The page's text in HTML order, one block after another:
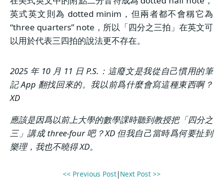
英式英文則為 dotted minim，但兩者都不會稱它為
“three quarters” note，所以「四分之三拍」在英文可
以用於代表三四拍的說法更不存在。
2025 年 10 月 11 日 P.S.：這廢文是我從自己慣用的筆
記 App 翻找回來的。我以前爲什麼會寫這種東西啊？
XD
應該是因爲以前上大學的數學課時聽到教授把「四分之
三」講成 three-four 吧？XD 但我自己當時爲何要扯到
樂理，我也不曉得 XD。
<< Previous Post|Next Post >>